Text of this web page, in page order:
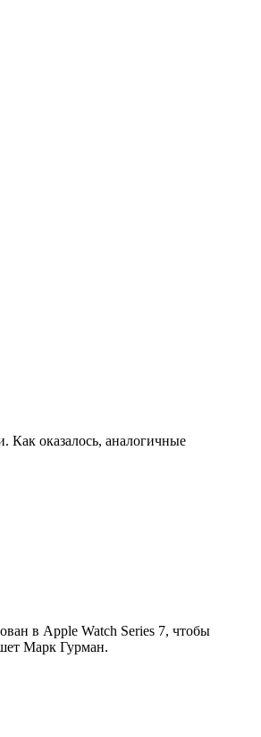
Как оказалось, аналогичные
в Apple Watch Series 7, чтобы
Марк Гурман.